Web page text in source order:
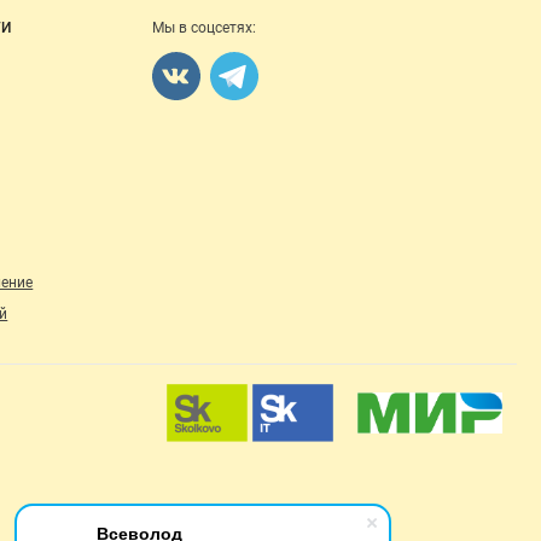
Всеволод
Мы в соцсетях: